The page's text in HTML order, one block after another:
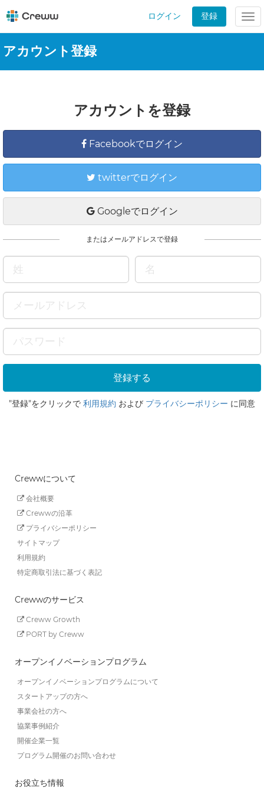
ログイン 登録
アカウント登録
アカウントを登録
Facebookでログイン
twitterでログイン
Googleでログイン
またはメールアドレスで登録
"登録"をクリックで 利用規約 および プライバシーポリシー に同意
Crewwについて
会社概要
Crewwの沿革
プライバシーポリシー
サイトマップ
利用規約
特定商取引法に基づく表記
Crewwのサービス
Creww Growth
PORT by Creww
オープンイノベーションプログラム
オープンイノベーションプログラムについて
スタートアップの方へ
事業会社の方へ
協業事例紹介
開催企業一覧
プログラム開催のお問い合わせ
お役立ち情報